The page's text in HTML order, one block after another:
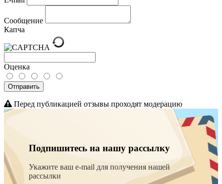
Сообщение
Капча
Оценка
Отправить
Перед публикацией отзывы проходят модерацию
Подпишитесь на нашу рассылку
Укажите ваш e-mail для получения нашей
рассылки